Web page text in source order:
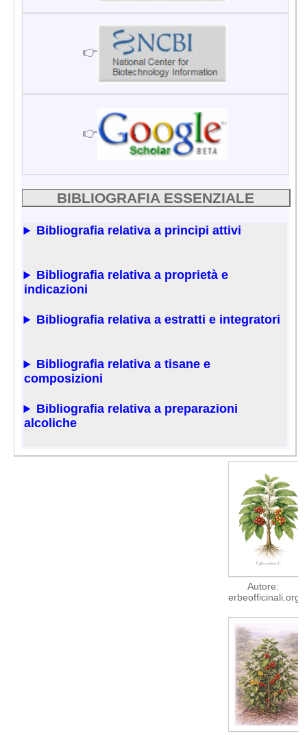
👉
👉
BIBLIOGRAFIA ESSENZIALE
Bibliografia relativa a principi attivi
Bibliografia relativa a proprietà e
indicazioni
Bibliografia relativa a estratti e integratori
Bibliografia relativa a tisane e
composizioni
Bibliografia relativa a preparazioni
alcoliche
Autore:
erbeofficinali.org